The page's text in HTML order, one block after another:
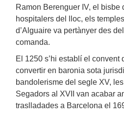
Ramon Berenguer IV, el
hospitalers del lloc, els
d’Alguaire va pertànyer des
comanda.
El 1250 s’hi establí el
convertir en baronia sota
bandolerisme del segle XV,
Segadors al XVII van acabar
traslladades a Barcelona el